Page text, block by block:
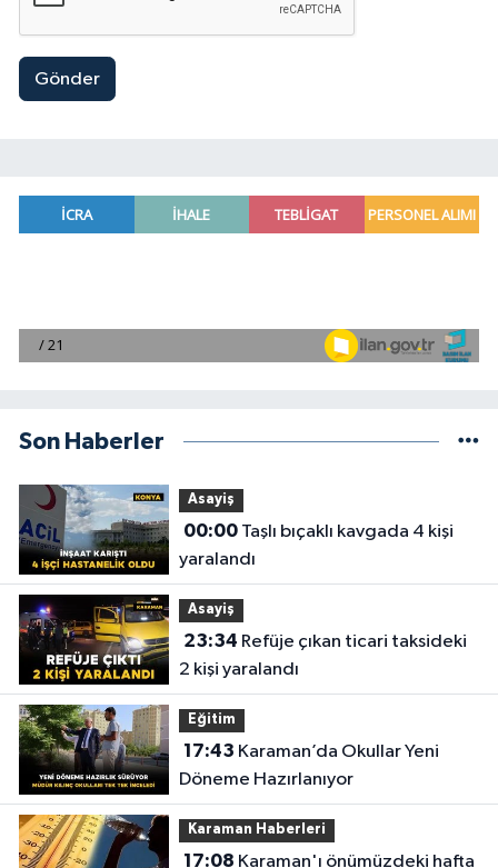
Gönder
Son Haberler
Asayiş
00:00Taşlı bıçaklı kavgada 4 kişi
yaralandı
Asayiş
23:34
2 kişi yaralandı
Eğitim
17:43
Döneme Hazırlanıyor
Karaman Haberleri
17:08